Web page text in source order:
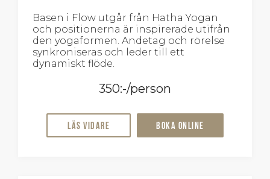
Basen i Flow utgår från Hatha Yogan
och positionerna är inspirerade utifrån
den yogaformen. Andetag och rörelse
synkroniseras och leder till ett
dynamiskt flöde.
350:-/person
Läs vidare Boka online